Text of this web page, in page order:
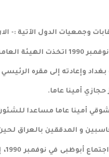
وجمعيات الدول الآتية :-
وإعادته إلى مقره
حجازي أمينا عاما.
أمينا عاما مساعدا للشئون
و المدققين بالعراق لحين